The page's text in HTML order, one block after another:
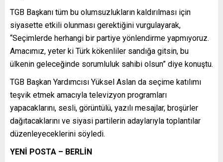
TGB Başkanı tüm bu olumsuzlukların kaldırılması için
siyasette etkili olunması gerektiğini vurgulayarak,
“Seçimlerde herhangi bir partiye yönlendirme yapmıyoruz.
Amacımız, yeter ki Türk kökenliler sandığa gitsin, bu
ülkenin geleceğinde sorumluluk sahibi olsun” diye konuştu.
TGB Başkan Yardımcısı Yüksel Aslan da seçime katılımı
teşvik etmek amacıyla televizyon programları
yapacaklarını, sesli, görüntülü, yazılı mesajlar, broşürler
dağıtacaklarını ve siyasi partilerin adaylarıyla toplantılar
düzenleyeceklerini söyledi.
YENİ POSTA – BERLİN